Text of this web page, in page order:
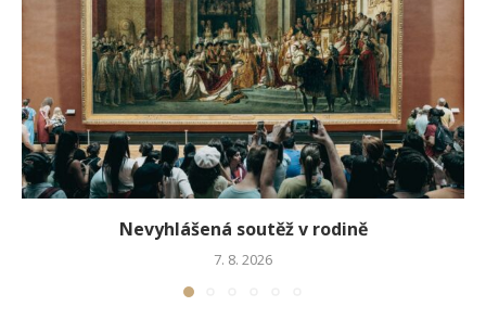
Nevyhlášená soutěž v rodině
7. 8. 2026